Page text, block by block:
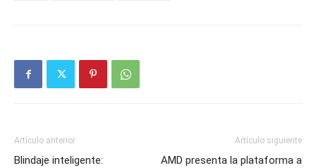
Artículo anterior
Blindaje inteligente:
Artículo siguiente
AMD presenta la plataforma a